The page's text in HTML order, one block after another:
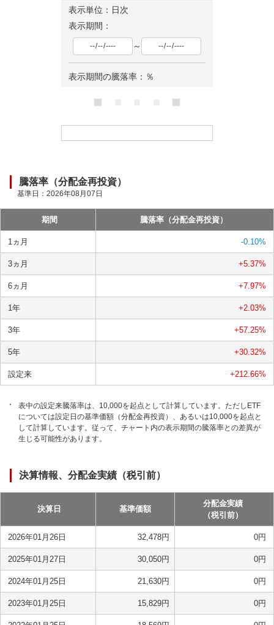
表示単位：日次
表示期間：
～
表示期間の騰落率： ％
騰落率（分配金再投資）
基準日： 2026年08月07日
期間 騰落率（分配金再投資）
1ヵ月 -0.10%
3ヵ月 +5.37%
6ヵ月 +7.97%
1年 +2.03%
3年 +57.25%
5年 +30.32%
設定来 +212.66%
表中の設定来騰落率は、10,000を起点として計算しています。ただしETF
については設定日の基準価額（分配金再投資）、あるいは10,000を起点と
して計算しています。従って、チャート内の表示期間の騰落率との差異が
生じる可能性があります。
決算情報、分配金実績（税引前）
決算日 基準価額
分配金実績
（税引前）
2026年01月26日 32,478円 0円
2025年01月27日 30,050円 0円
2024年01月25日 21,630円 0円
2023年01月25日 15,829円 0円